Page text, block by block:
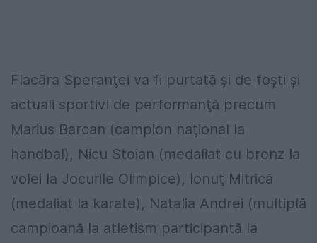
Flacăra Speranţei va fi purtată şi de foşti şi
actuali sportivi de performanţă precum
Marius Barcan (campion naţional la
handbal), Nicu Stoian (medaliat cu bronz la
volei la Jocurile Olimpice), Ionuţ Mitrică
(medaliat la karate), Natalia Andrei (multiplă
campioană la atletism participantă la